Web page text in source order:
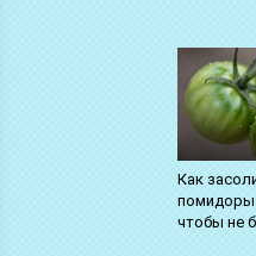
Как
чтобы не